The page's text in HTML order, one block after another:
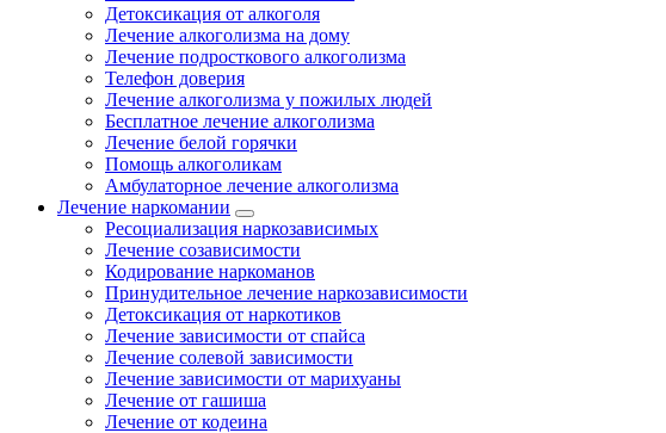
Детоксикация от алкоголя
Лечение алкоголизма на дому
Лечение подросткового алкоголизма
Телефон доверия
Лечение алкоголизма у пожилых людей
Бесплатное лечение алкоголизма
Лечение белой горячки
Помощь алкоголикам
Амбулаторное лечение алкоголизма
Лечение наркомании
Ресоциализация наркозависимых
Лечение созависимости
Кодирование наркоманов
Принудительное лечение наркозависимости
Детоксикация от наркотиков
Лечение зависимости от спайса
Лечение солевой зависимости
Лечение зависимости от марихуаны
Лечение от гашиша
Лечение от кодеина